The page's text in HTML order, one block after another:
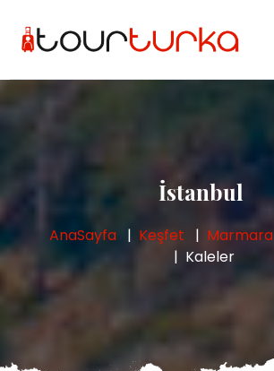
İstanbul
AnaSayfa Keşfet Marmara
Kaleler